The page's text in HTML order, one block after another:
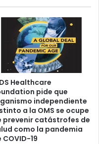
Healthcare
pide que
independiente
a la OMS se ocupe
prevenir catástrofes de
como la pandemia
COVID-19